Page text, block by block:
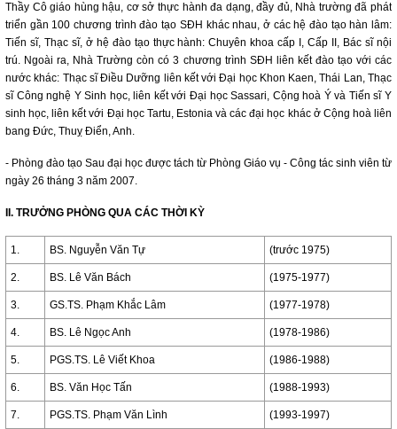
Thầy Cô giáo hùng hậu, cơ sở thực hành đa dạng, đầy đủ, Nhà trường đã phát
triển gần 100 chương trình đào tạo SĐH khác nhau, ở các hệ đào tạo hàn lâm:
Tiến sĩ, Thạc sĩ, ở hệ đào tạo thực hành: Chuyên khoa cấp I, Cấp II, Bác sĩ nội
trú. Ngoài ra, Nhà Trường còn có 3 chương trình SĐH liên kết đào tạo với các
nước khác: Thạc sĩ Điều Dưỡng liên kết với Đại học Khon Kaen, Thái Lan, Thạc
sĩ Công nghệ Y Sinh học, liên kết với Đại học Sassari, Cộng hoà Ý và Tiến sĩ Y
sinh học, liên kết với Đại học Tartu, Estonia và các đại học khác ở Cộng hoà liên
bang Đức, Thuỵ Điển, Anh.
- Phòng đào tạo Sau đại học được tách từ Phòng Giáo vụ - Công tác sinh viên từ
ngày 26 tháng 3 năm 2007.
II. TRƯỞNG PHÒNG QUA CÁC THỜI KỲ
1. BS. Nguyễn Văn Tự (trước 1975)
2. BS. Lê Văn Bách (1975-1977)
3. GS.TS. Phạm Khắc Lâm (1977-1978)
4. BS. Lê Ngọc Anh (1978-1986)
5. PGS.TS. Lê Viết Khoa (1986-1988)
6. BS. Văn Học Tấn (1988-1993)
7. PGS.TS. Phạm Văn Lình (1993-1997)